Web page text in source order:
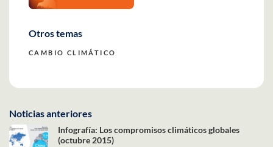
Otros temas
CAMBIO CLIMÁTICO
Noticias anteriores
Infografía: Los compromisos climáticos globales
(octubre 2015)